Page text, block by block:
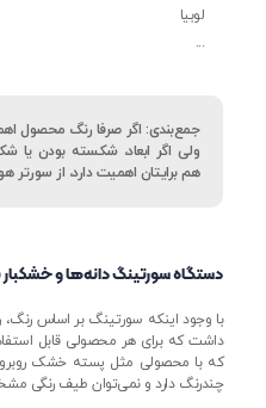
لوبیا
...
جمع‌بندی: اگر صرفا رنگ محصول
ولی اگر ابعاد،‌ شکسته بودن یا
هم برایتان اهمیت دارد، از سورتر
دستگاه سورتینگ دانه‌ها و خشکبار
با وجود اینکه سورتینگ بر اساس
داشت که برای هر محصولی قابل
که با محصولی مثل پسته خشک
چندرنگ دارد و نمی‌توان طیف رنگی